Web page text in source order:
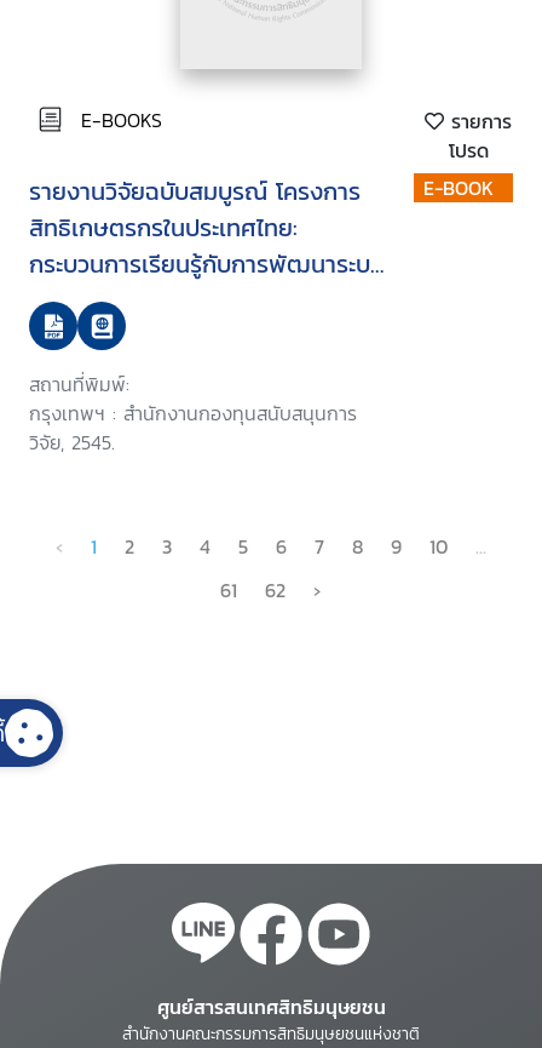
E-BOOKS
รายการ
โปรด
รายงานวิจัยฉบับสมบูรณ์ โครงการ
สิทธิเกษตรกรในประเทศไทย:
กระบวนการเรียนรู้กับการพัฒนาระบบ
เกษตรกรรม
สถานที่พิมพ์:
กรุงเทพฯ : สำนักงานกองทุนสนับสนุนการ
วิจัย, 2545.
E-BOOK
‹ 1 2 3 4 5 6 7 8 9 10
...
61
62 ›
ศูนย์สารสนเทศสิทธิมนุษยชน
สำนักงานคณะกรรมการสิทธิมนุษยชนแห่งชาติ